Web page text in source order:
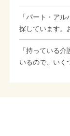
「パート・ア
探しています。
「持っている
いるので、いく